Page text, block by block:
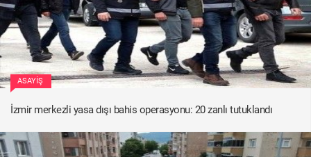
ASAYIŞ
İzmir merkezli yasa dışı bahis operasyonu: 20 zanlı tutuklandı